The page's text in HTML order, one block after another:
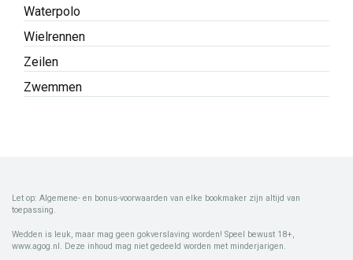
Waterpolo
Wielrennen
Zeilen
Zwemmen
Let op: Algemene- en bonus-voorwaarden van elke bookmaker zijn altijd van
toepassing.
Wedden is leuk, maar mag geen gokverslaving worden! Speel bewust 18+,
www.agog.nl. Deze inhoud mag niet gedeeld worden met minderjarigen.